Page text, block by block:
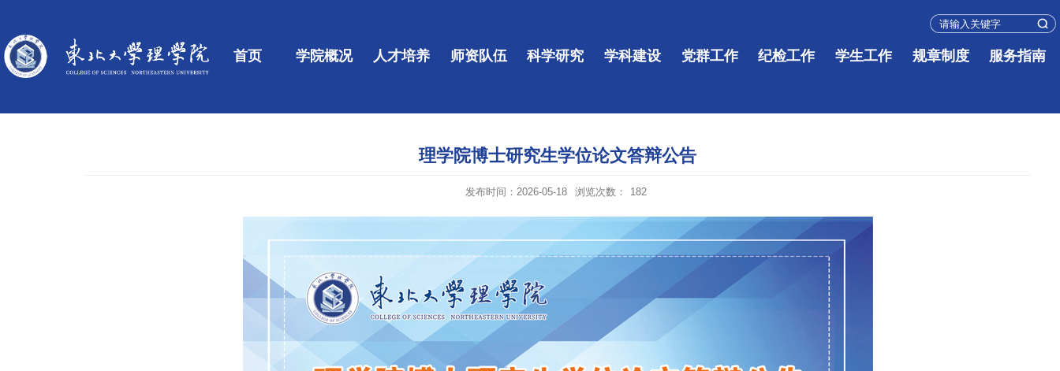
首页 学院概况 人才培养 师资队伍 科学研究 学科建设 党群工作 纪检工作 学生工作 规章制度 服务指南
理学院博士研究生学位论文答辩公告
发布时间：2026-05-18 浏览次数： 182